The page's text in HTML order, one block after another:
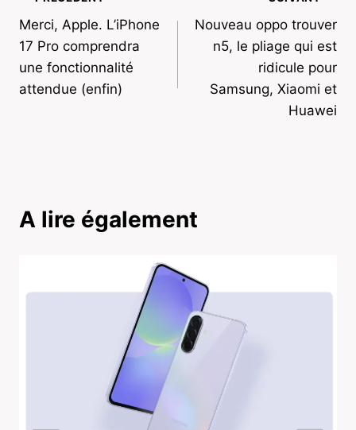
de
l’article
Merci, Apple. L’iPhone
17 Pro comprendra
une fonctionnalité
attendue (enfin)
Nouveau oppo trouver
n5, le pliage qui est
ridicule pour
Samsung, Xiaomi et
Huawei
A lire également